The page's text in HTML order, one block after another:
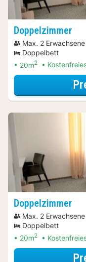
Doppelzimmer
Max. 2 Erwachsene
Doppelbett
20m2
Doppelzimmer
Max. 2 Erwachsene
Doppelbett
20m2